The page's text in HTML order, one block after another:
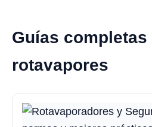
Guías
rotavapores